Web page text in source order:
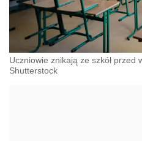
Uczniowie znikają ze szkół przed
Shutterstock